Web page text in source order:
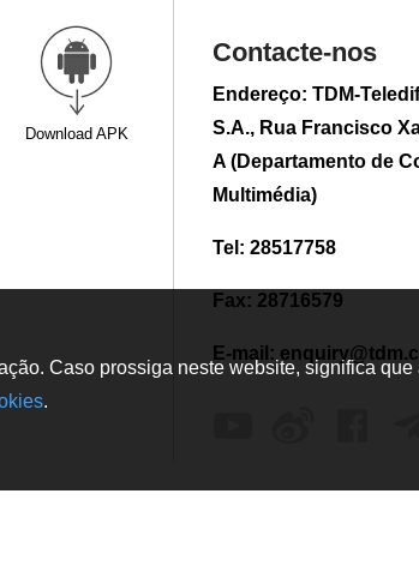
Download APK
Contacte-nos
Endereço: TDM-
S.A., Rua Francisco
A (Departamento de
Multimédia)
Tel: 28517758
Fax: 28716579
E-mail:
Caso prossiga neste website, significa
.